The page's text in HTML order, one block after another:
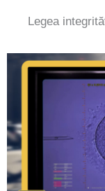
Legea